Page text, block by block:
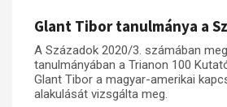
Kapcsolat
Trianon-
Dokumentumok
A trianoni
Glant Tibor tanulmánya a
A Századok 2020/3. számában
tanulmányában a Trianon 100
Glant Tibor a magyar-amerikai
alakulását vizsgálta meg.